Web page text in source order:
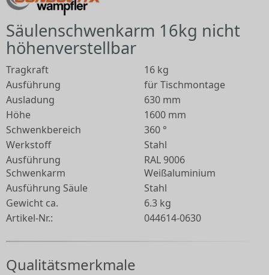
Säulenschwenkarm 16kg nicht
höhenverstellbar
Tragkraft
16 kg
Ausführung
für Tischmontage
Ausladung
630 mm
Höhe
1600 mm
Schwenkbereich
360 °
Werkstoff
Stahl
Ausführung
Schwenkarm
RAL 9006
Weißaluminium
Ausführung Säule
Stahl
Gewicht ca.
6.3 kg
Artikel-Nr.:
044614-0630
Qualitätsmerkmale